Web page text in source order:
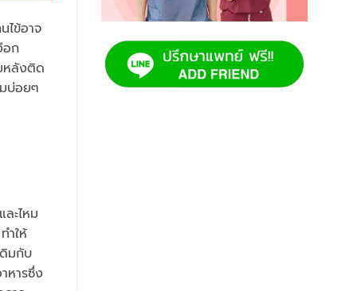
ไข้อาจ
อก
หลังติด
บ่อยๆ
ะไหม
ำให้
มกับ
หารซึ่ง